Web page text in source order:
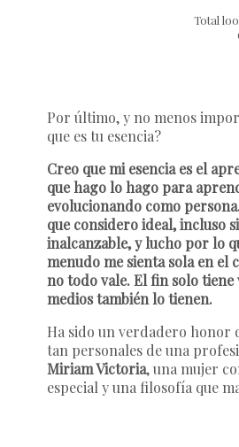
Total
Por último, y no menos
que es tu esencia?
Creo que mi esencia es el
que hago lo hago para
evolucionando como
que considero ideal, incluso
inalcanzable, y lucho por lo
menudo me sienta sola en el
no todo vale. El fin solo tiene
medios también lo tienen.
Ha sido un verdadero honor
tan personales de una
Miriam Victoria, una mujer
especial y una filosofía que